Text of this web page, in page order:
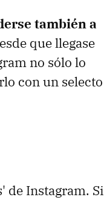
también a
que llegase
no sólo lo
con un selecto
de Instagram. Si